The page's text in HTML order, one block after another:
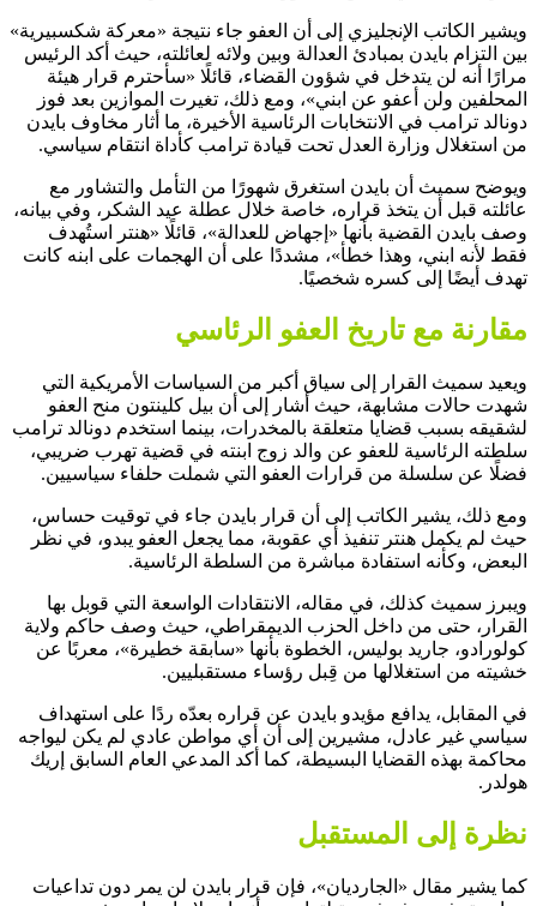
ويشير الكاتب الإنجليزي إلى أن العفو جاء نتيجة «معركة شكسبيرية»
بين التزام بايدن بمبادئ العدالة وبين ولائه لعائلته، حيث أكد الرئيس
مرارًا أنه لن يتدخل في شؤون القضاء، قائلًا «سأحترم قرار هيئة
المحلفين ولن أعفو عن ابني»، ومع ذلك، تغيرت الموازين بعد فوز
دونالد ترامب في الانتخابات الرئاسية الأخيرة، ما أثار مخاوف بايدن
من استغلال وزارة العدل تحت قيادة ترامب كأداة انتقام سياسي.
ويوضح سميث أن بايدن استغرق شهورًا من التأمل والتشاور مع
عائلته قبل أن يتخذ قراره، خاصة خلال عطلة عيد الشكر، وفي بيانه،
وصف بايدن القضية بأنها «إجهاض للعدالة»، قائلًا «هنتر استُهدف
فقط لأنه ابني، وهذا خطأ»، مشددًا على أن الهجمات على ابنه كانت
تهدف أيضًا إلى كسره شخصيًا.
مقارنة مع تاريخ العفو الرئاسي
ويعيد سميث القرار إلى سياق أكبر من السياسات الأمريكية التي
شهدت حالات مشابهة، حيث أشار إلى أن بيل كلينتون منح العفو
لشقيقه بسبب قضايا متعلقة بالمخدرات، بينما استخدم دونالد ترامب
سلطته الرئاسية للعفو عن والد زوج ابنته في قضية تهرب ضريبي،
فضلًا عن سلسلة من قرارات العفو التي شملت حلفاء سياسيين.
ومع ذلك، يشير الكاتب إلى أن قرار بايدن جاء في توقيت حساس،
حيث لم يكمل هنتر تنفيذ أي عقوبة، مما يجعل العفو يبدو، في نظر
البعض، وكأنه استفادة مباشرة من السلطة الرئاسية.
ويبرز سميث كذلك، في مقاله، الانتقادات الواسعة التي قوبل بها
القرار، حتى من داخل الحزب الديمقراطي، حيث وصف حاكم ولاية
كولورادو، جاريد بوليس، الخطوة بأنها «سابقة خطيرة»، معربًا عن
خشيته من استغلالها من قِبل رؤساء مستقبليين.
في المقابل، يدافع مؤيدو بايدن عن قراره بعدّه ردًا على استهداف
سياسي غير عادل، مشيرين إلى أن أي مواطن عادي لم يكن ليواجه
محاكمة بهذه القضايا البسيطة، كما أكد المدعي العام السابق إريك
هولدر.
نظرة إلى المستقبل
كما يشير مقال «الجارديان»، فإن قرار بايدن لن يمر دون تداعيات